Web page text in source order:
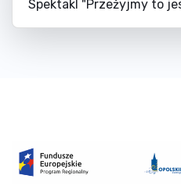
Spektakl "Przeżyjmy to